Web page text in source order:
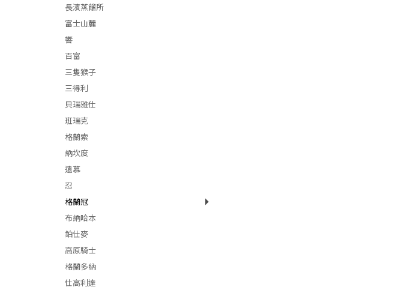
長濱蒸餾所
富士山麓
響
百富
三隻猴子
三得利
貝瑞雅仕
班瑞克
格蘭索
納坎度
遠慕
忍
格蘭冠
布納哈本
鉑仕麥
高原騎士
格蘭多納
仕高利達